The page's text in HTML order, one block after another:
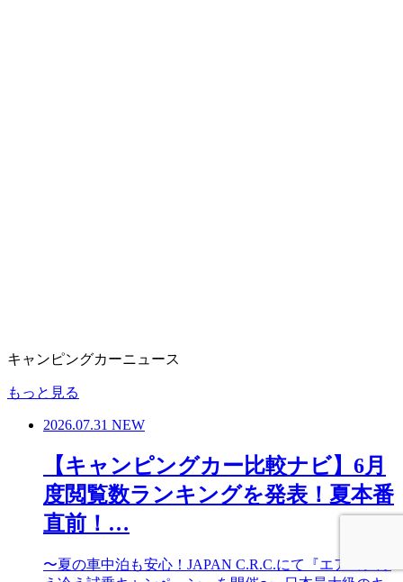
キャンピングカーニュース
もっと見る
2026.07.31 NEW
【キャンピングカー比較ナビ】6月
度閲覧数ランキングを発表！夏本番
直前！…
〜夏の車中泊も安心！JAPAN C.R.C.にて『エアコン冷